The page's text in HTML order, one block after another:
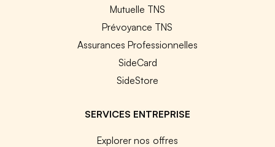
Mutuelle TNS
Prévoyance TNS
Assurances Professionnelles
SideCard
SideStore
SERVICES ENTREPRISE
Explorer nos offres